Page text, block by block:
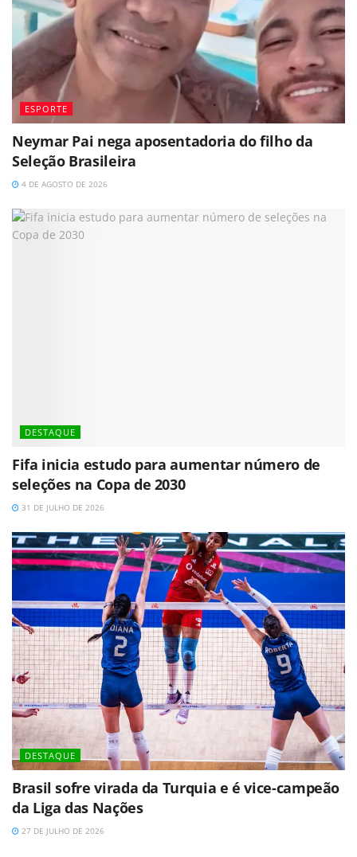
ESPORTE
Neymar Pai nega aposentadoria do filho da
Seleção Brasileira
4 DE AGOSTO DE 2026
DESTAQUE
Fifa inicia estudo para aumentar número de
seleções na Copa de 2030
31 DE JULHO DE 2026
DESTAQUE
Brasil sofre virada da Turquia e é vice-campeão
da Liga das Nações
27 DE JULHO DE 2026